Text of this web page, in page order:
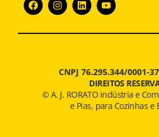
CNPJ 76.295.344/0001-
DIREITOS
© A. J. RORATO indústria e
e Pias, para Cozinhas e